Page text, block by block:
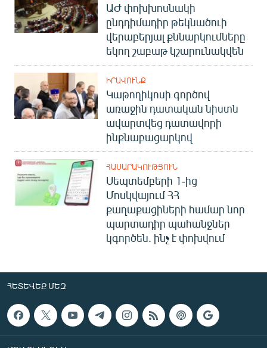
ԱԺ փոխխոսնակի
ընդդիմադիր թեկնածուի
վերաբերյալ քննարկումները
եկող շաբաթ կշարունակվեն
ԻՐԱՎՈՒՆՔ
Կաթողիկոսի գործով
առաջին դատական նիստն
ավարտվեց դատավորի
ինքնաբացարկով
ՀԱՍԱՐԱԿՈՒԹՅՈՒՆ
Սեպտեմբերի 1-ից
Մոսկվայում ՀՀ
քաղաքացիների համար նոր
պարտադիր պահանջներ
կգործեն. ինչ է փոխվում
ՀԵՏԵՎԵՔ ՄԵԶ